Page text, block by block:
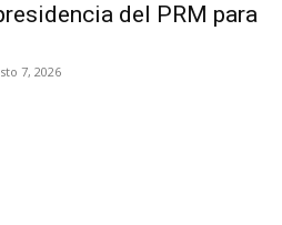
del PRM para
7, 2026